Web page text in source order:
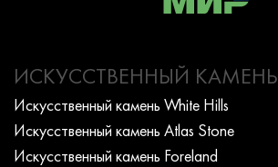
ИСКУССТВЕННЫЙ КАМЕНЬ
Искусcтвенный камень White Hills
Искусcтвенный камень Atlas Stone
Искусcтвенный камень Foreland